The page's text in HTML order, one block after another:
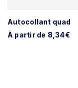
Autocollant quad
À partir de 8,34€